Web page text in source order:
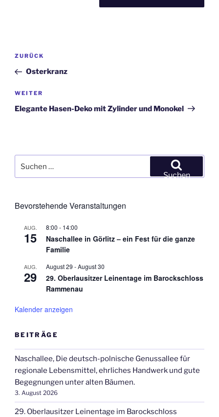
Beitragsnavigation
Vorheriger
Beitrag
ZURÜCK
Osterkranz
Nächster
Beitrag
WEITER
Elegante Hasen-Deko mit Zylinder und Monokel
nach:
Suchen
Bevorstehende Veranstaltungen
AUG.
15
8:00 - 14:00
Naschallee in Görlitz – ein Fest für die ganze
Familie
AUG.
29
August 29 -August 30
29. Oberlausitzer Leinentage im Barockschloss
Rammenau
Kalender anzeigen
BEITRÄGE
Naschallee, Die deutsch-polnische Genussallee für
regionale Lebensmittel, ehrliches Handwerk und gute
Begegnungen unter alten Bäumen.
3. August 2026
29. Oberlausitzer Leinentage im Barockschloss